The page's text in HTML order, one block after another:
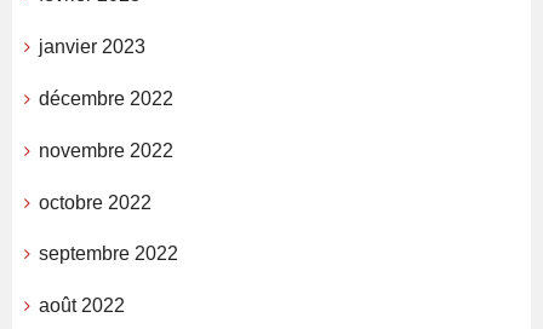
janvier 2023
décembre 2022
novembre 2022
octobre 2022
septembre 2022
août 2022